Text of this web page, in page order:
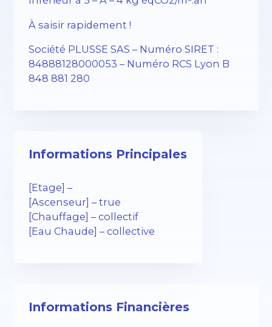
À saisir rapidement !
Société PLUSSE SAS – ​​Numéro SIRET :
84888128000053 – Numéro RCS Lyon B
848 881 280
Informations Principales
[Etage] –
[Ascenseur] – true
[Chauffage] – collectif
[Eau Chaude] – collective
Informations Financières